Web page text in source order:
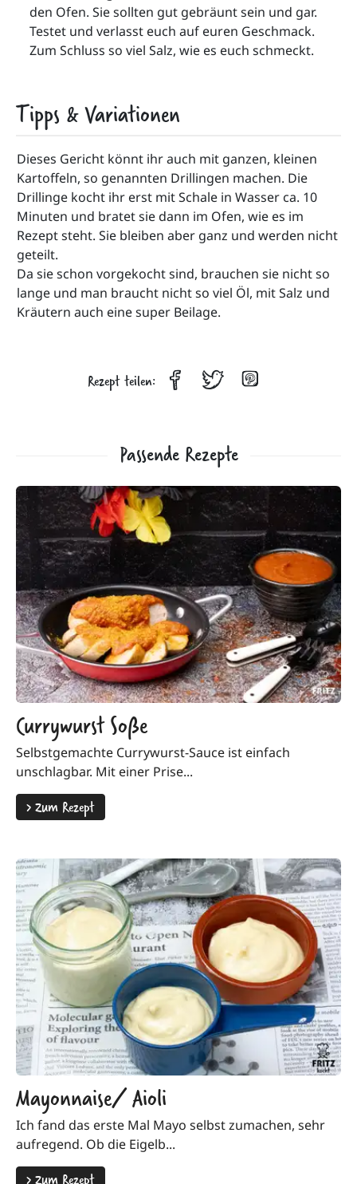
den Ofen. Sie sollten gut gebräunt sein und gar.
Testet und verlasst euch auf euren Geschmack.
Zum Schluss so viel Salz, wie es euch schmeckt.
Tipps & Variationen
Dieses Gericht könnt ihr auch mit ganzen, kleinen
Kartoffeln, so genannten Drillingen machen. Die
Drillinge kocht ihr erst mit Schale in Wasser ca. 10
Minuten und bratet sie dann im Ofen, wie es im
Rezept steht. Sie bleiben aber ganz und werden nicht
geteilt.
Da sie schon vorgekocht sind, brauchen sie nicht so
lange und man braucht nicht so viel Öl, mit Salz und
Kräutern auch eine super Beilage.
Rezept teilen:
Passende Rezepte
Currywurst Soße
Selbstgemachte Currywurst-Sauce ist einfach
unschlagbar. Mit einer Prise...
>Zum Rezept
Mayonnaise/ Aioli
Ich fand das erste Mal Mayo selbst zumachen, sehr
aufregend. Ob die Eigelb...
>Zum Rezept